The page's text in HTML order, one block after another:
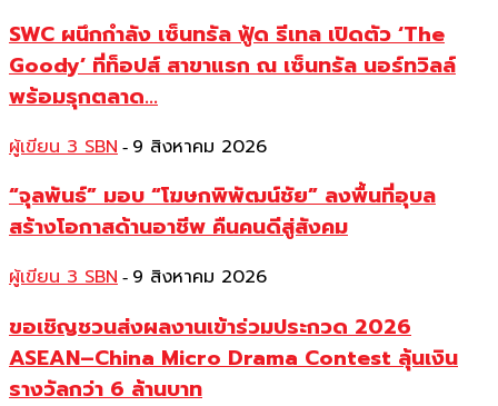
SWC ผนึกกำลัง เซ็นทรัล ฟู้ด รีเทล เปิดตัว ‘The
Goody’ ที่ท็อปส์ สาขาแรก ณ เซ็นทรัล นอร์ทวิลล์
พร้อมรุกตลาด...
ผู้เขียน 3 SBN - 9 สิงหาคม 2026
“จุลพันธ์” มอบ “โฆษกพิพัฒน์ชัย” ลงพื้นที่อุบล
สร้างโอกาสด้านอาชีพ คืนคนดีสู่สังคม
ผู้เขียน 3 SBN - 9 สิงหาคม 2026
ขอเชิญชวนส่งผลงานเข้าร่วมประกวด 2026
ASEAN–China Micro Drama Contest ลุ้นเงิน
รางวัลกว่า 6 ล้านบาท